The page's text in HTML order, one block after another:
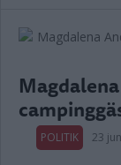
POLITIK 23